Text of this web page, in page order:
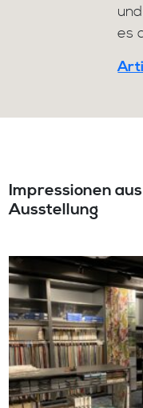
es
Impressionen
Ausstellung